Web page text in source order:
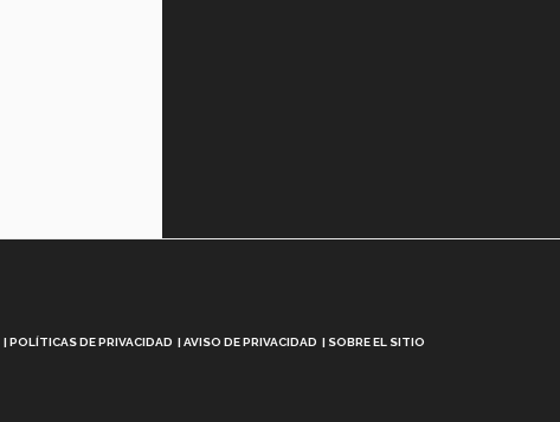
POLÍTICAS DE PRIVACIDAD AVISO DE PRIVACIDAD SOBRE EL SITIO